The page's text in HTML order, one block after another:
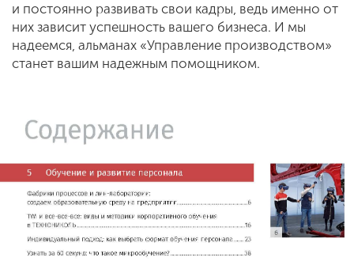
и постоянно развивать свои кадры, ведь именно от
них зависит успешность вашего бизнеса. И мы
надеемся, альманах «Управление производством»
станет вашим надежным помощником.